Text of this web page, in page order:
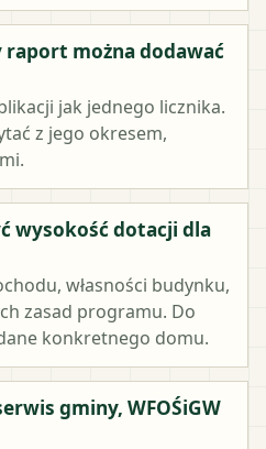
raport można dodawać
jak jednego licznika.
z jego okresem,
wysokość dotacji dla
własności budynku,
zasad programu. Do
konkretnego domu.
gminy, WFOŚiGW